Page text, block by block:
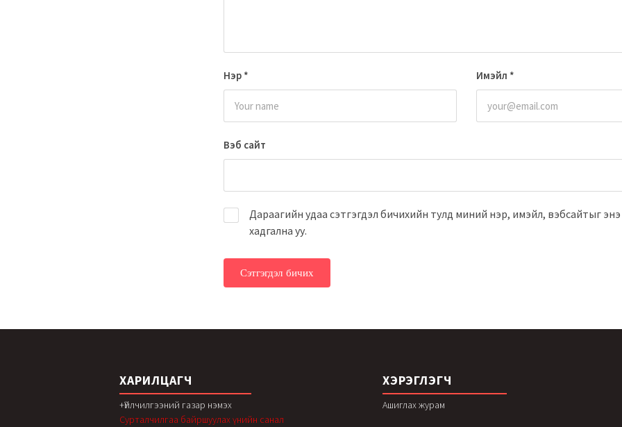
Нэр * Имэйл *
Вэб сайт
Дараагийн удаа сэтгэгдэл бичихийн тулд миний нэр, имэйл, вэбсайтыг
хадгална уу.
ХАРИЛЦАГЧ
+Үйлчилгээний газар нэмэх
Сурталчилгаа байршуулах үнийн санал
ХЭРЭГЛЭГЧ
Ашиглах журам